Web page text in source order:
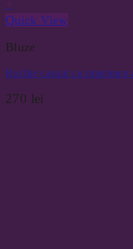
Quick View
Bluze
Rochie casual cu
270 lei